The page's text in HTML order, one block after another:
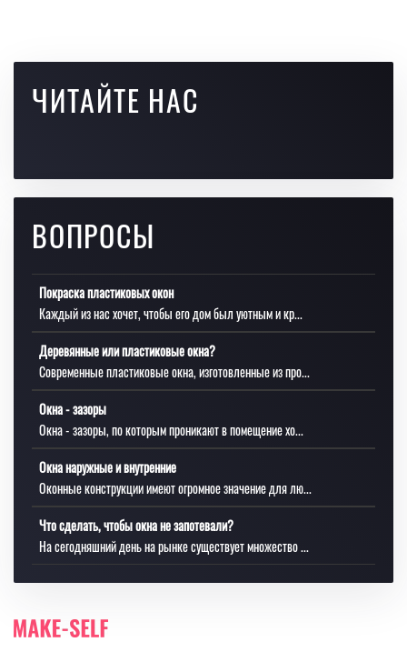
ЧИТАЙТЕ НАС
ВОПРОСЫ
Покраска пластиковых окон
Каждый из нас хочет, чтобы его дом был уютным и кр...
Деревянные или пластиковые окна?
Современные пластиковые окна, изготовленные из про...
Окна - зазоры
Окна - зазоры, по которым проникают в помещение хо...
Окна наружные и внутренние
Оконные конструкции имеют огромное значение для лю...
Что сделать, чтобы окна не запотевали?
На сегодняшний день на рынке существует множество ...